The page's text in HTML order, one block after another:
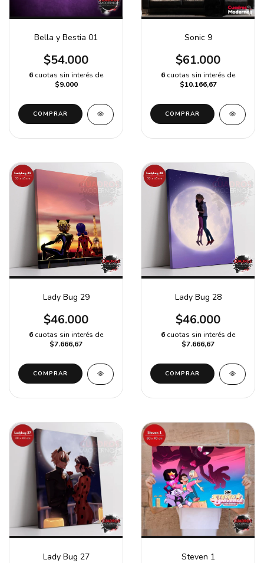
Bella y Bestia 01
$54.000
6 cuotas sin interés de
$9.000
Sonic 9
$61.000
6 cuotas sin interés de
$10.166,67
COMPRAR
Lady Bug 29
$46.000
6 cuotas sin interés de
$7.666,67
Lady Bug 28
$46.000
6 cuotas sin interés de
$7.666,67
Lady Bug 27 Steven 1